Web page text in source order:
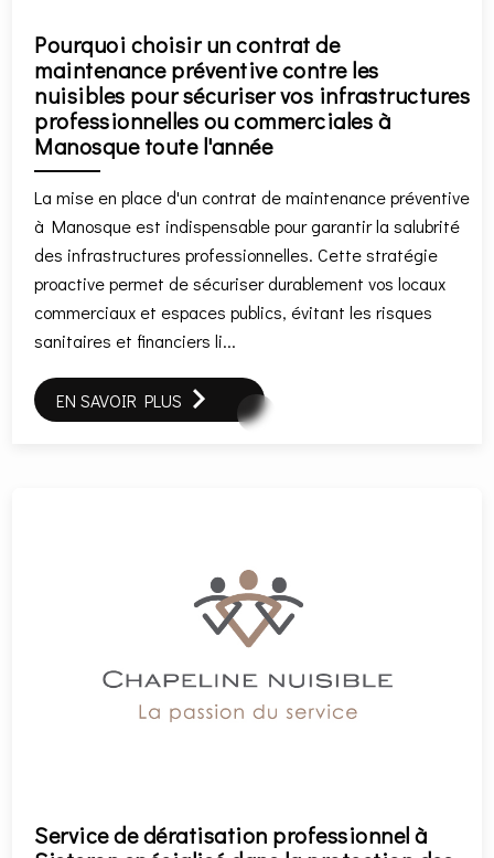
Pourquoi choisir un contrat de
maintenance préventive contre les
nuisibles pour sécuriser vos infrastructures
professionnelles ou commerciales à
Manosque toute l'année
La mise en place d'un contrat de maintenance préventive
à Manosque est indispensable pour garantir la salubrité
des infrastructures professionnelles. Cette stratégie
proactive permet de sécuriser durablement vos locaux
commerciaux et espaces publics, évitant les risques
sanitaires et financiers li...
EN SAVOIR PLUS
Service de dératisation professionnel à